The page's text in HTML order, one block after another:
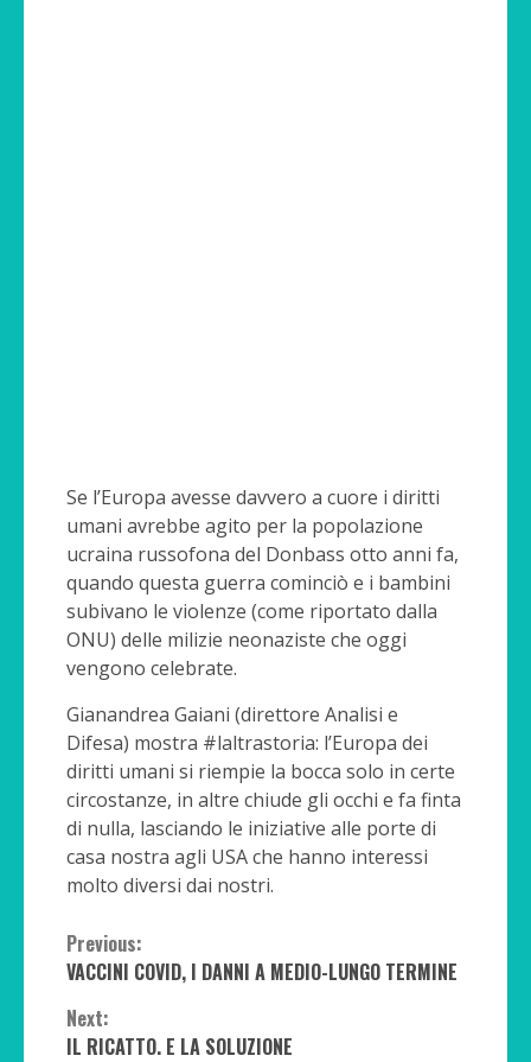
Se l’Europa avesse davvero a cuore i diritti
umani avrebbe agito per la popolazione
ucraina russofona del Donbass otto anni fa,
quando questa guerra cominciò e i bambini
subivano le violenze (come riportato dalla
ONU) delle milizie neonaziste che oggi
vengono celebrate.
Gianandrea Gaiani (direttore Analisi e
Difesa) mostra #laltrastoria: l’Europa dei
diritti umani si riempie la bocca solo in certe
circostanze, in altre chiude gli occhi e fa finta
di nulla, lasciando le iniziative alle porte di
casa nostra agli USA che hanno interessi
molto diversi dai nostri.
Continue
Reading
Previous:
VACCINI COVID, I DANNI A MEDIO-LUNGO TERMINE
Next:
IL RICATTO. E LA SOLUZIONE